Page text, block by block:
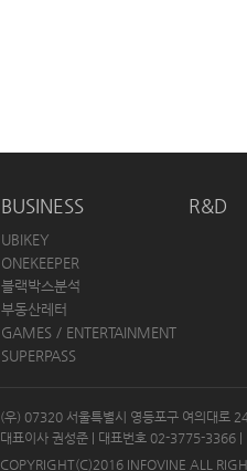
BUSINESS
UBIKEY
ONEKEEPER
블랙박스분석
부동산레터
GAMES / ENTERTAINMENT
SUPERPASS
R&D
(우) 07320 서울특별시 영등포구 여의대로
대표이사 권성준 | 대표번호 02-3775-
COPYRIGHT(C)2016 INFOVINE ALL